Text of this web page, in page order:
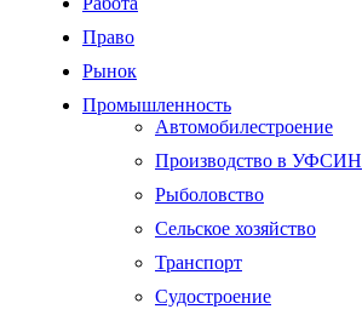
Право
Рынок
Промышленность
Автомобилестроение
Производство в УФСИН
Рыболовство
Сельское хозяйство
Транспорт
Судостроение